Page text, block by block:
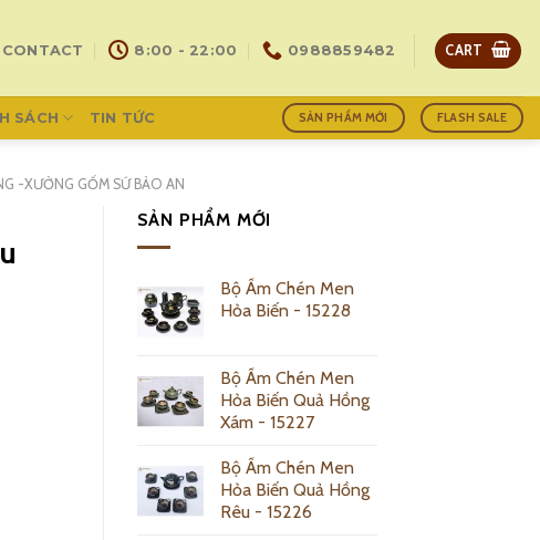
CONTACT 8:00 - 22:00 0988859482 CART
SÁCH TIN TỨC SẢN PHẨM MỚI FLASH SALE
-XƯỞNG GỐM SỨ BẢO AN
SẢN PHẨM MỚI
Bộ Ấm Chén Men
Hỏa Biến - 15228
Bộ Ấm Chén Men
Hỏa Biến Quả Hồng
Xám - 15227
Bộ Ấm Chén Men
Hỏa Biến Quả Hồng
Rêu - 15226